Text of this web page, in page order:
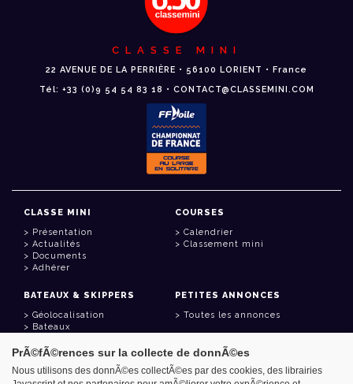
CLASSE MINI
22 AVENUE DE LA PERRIÈRE • 56100 LORIENT • France
Tél: +33 (0)9 54 54 83 18 • CONTACT@CLASSEMINI.COM
CLASSE MINI
Présentation
Actualités
Documents
Adhérer
COURSES
Calendrier
Classement mini
BATEAUX & SKIPPERS
Géolocalisation
Bateaux
PETITES ANNONCES
Toutes les annonces
LIENS UTILES
PrÃ©fÃ©rences sur la collecte de donnÃ©es
Nous utilisons des donnÃ©es collectÃ©es par des cookies, des librairies